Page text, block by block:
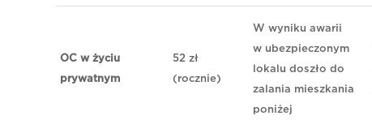
OC w życiu
prywatnym
52 zł
(rocznie)
W wyniku awarii
w ubezpieczonym
lokalu doszło do
zalania mieszkania
poniżej